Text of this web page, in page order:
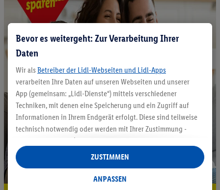
Bevor es weitergeht: Zur Verarbeitung Ihrer
Daten
Wir als Betreiber der Lidl-Webseiten und Lidl-Apps
verarbeiten Ihre Daten auf unseren Webseiten und unserer
App (gemeinsam: „Lidl-Dienste“) mittels verschiedener
Techniken, mit denen eine Speicherung und ein Zugriff auf
Informationen in Ihrem Endgerät erfolgt. Diese sind teilweise
technisch notwendig oder werden mit Ihrer Zustimmung -
auch durch Partner (u.a.
Verantwortliche; im Zusammenhang mit dem IAB TCF
insgesamt
Statistik-Erstellung oder für personalisierte Werbung
ANPASSEN
ZUSTIMMEN